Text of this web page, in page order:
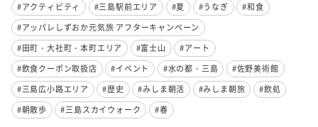
#アクティビティ
#三島駅前エリア #夏 #うなぎ
#和食
#アッパレしずおか元気旅 アフターキャンペーン
#田町・大社町・本町エリア
#富士山
#アート
#飲食クーポン取扱店
#イベント #水の都・三島
#佐野美術館
#三島広小路エリア
#歴史 #みしま朝活 #みしま朝旅
#飲処
#朝散歩
#三島スカイウォーク #春